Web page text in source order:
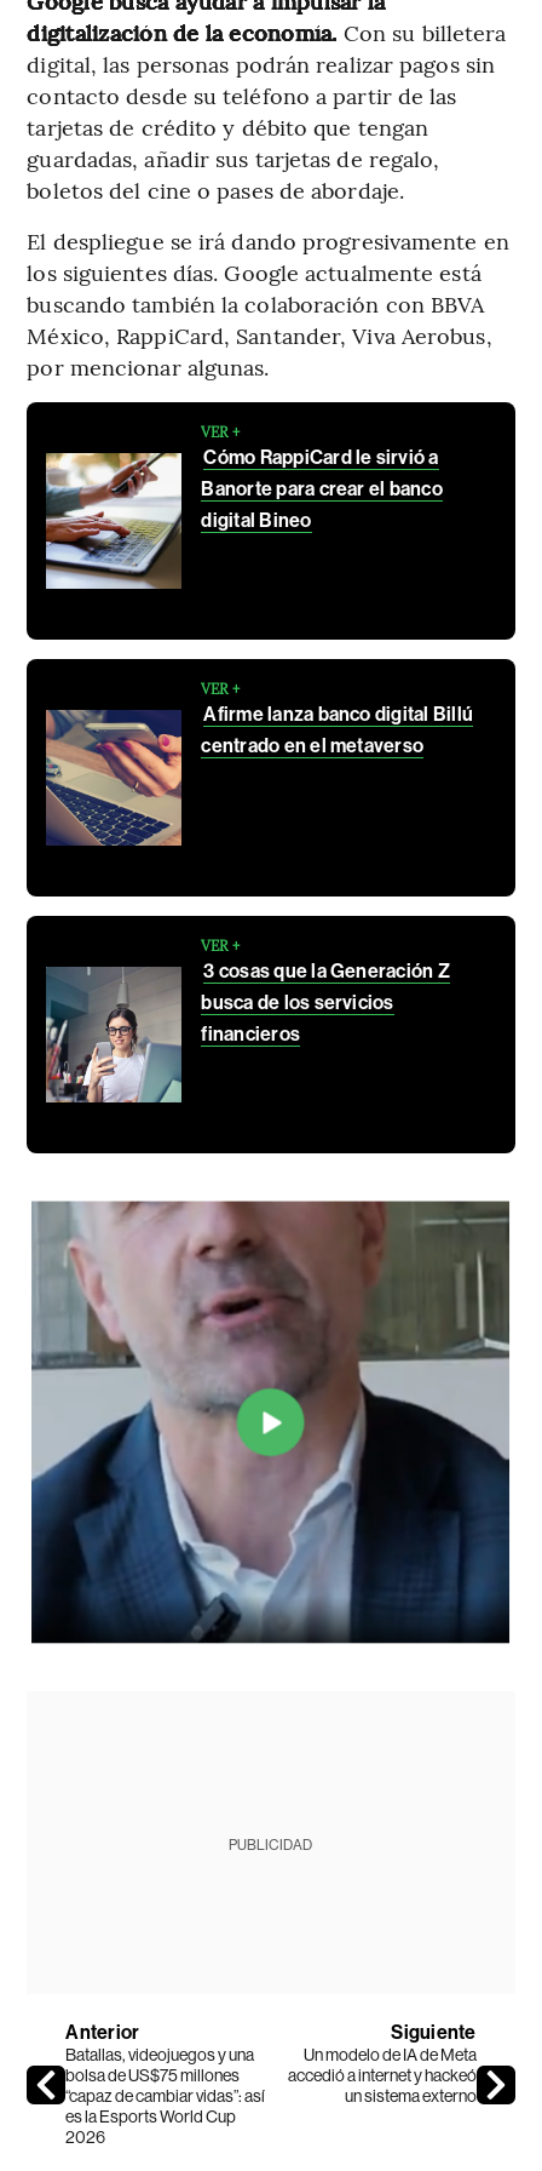
digitalización de la economía. Con su billetera
digital, las personas podrán realizar pagos sin
contacto desde su teléfono a partir de las
tarjetas de crédito y débito que tengan
guardadas, añadir sus tarjetas de regalo,
boletos del cine o pases de abordaje.
El despliegue se irá dando progresivamente en
los siguientes días. Google actualmente está
buscando también la colaboración con BBVA
México, RappiCard, Santander, Viva Aerobus,
por mencionar algunas.
VER +
Cómo RappiCard le sirvió a
Banorte para crear el banco
digital Bineo
VER +
Afirme lanza banco digital Billú
centrado en el metaverso
VER +
3 cosas que la Generación Z
busca de los servicios
financieros
PUBLICIDAD
Anterior
Batallas, videojuegos y una
bolsa de US$75 millones
“capaz de cambiar vidas”: así
es la Esports World Cup
2026
Siguiente
Un modelo de IA de Meta
accedió a internet y hackeó
un sistema externo